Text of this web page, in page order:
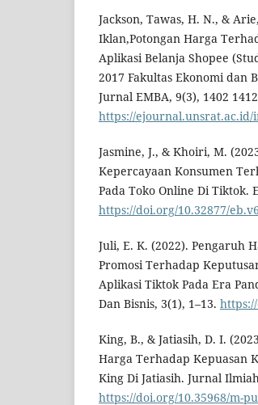
Jackson, Tawas, H. N., &
Iklan,Potongan Harga
Aplikasi Belanja Shopee
2017 Fakultas Ekonomi dan
Jurnal EMBA, 9(3), 1402
https://
Jasmine, J., & Khoiri, M.
Kepercayaan Konsumen
Pada Toko Online Di Tiktok.
https://doi.org/10.32877/
Juli, E. K. (2022). Pengaruh
Promosi Terhadap
Aplikasi Tiktok Pada Era
Dan Bisnis, 3(1), 1–13.
King, B., & Jatiasih, D. I.
Harga Terhadap Kepuasan
King Di Jatiasih. Jurnal
https://doi.org/10.35968/m-